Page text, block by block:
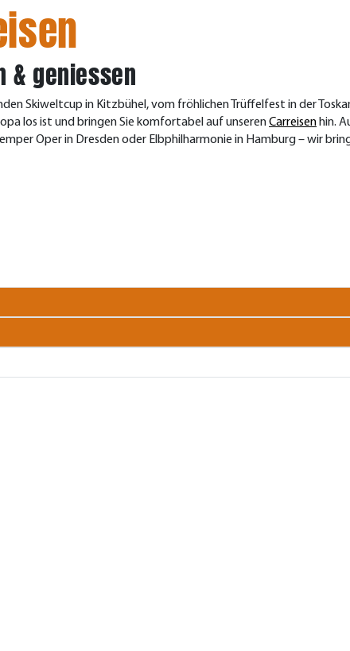
& geniessen
Skiweltcup in Kitzbühel, vom fröhlichen Trüffelfest in der
los ist und bringen Sie komfortabel auf unserenCarreisen hin.
Oper in Dresden oder Elbphilharmonie in Hamburg – wir